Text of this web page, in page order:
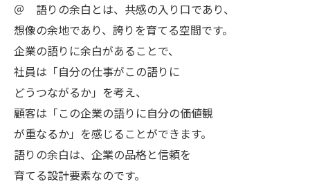
＠ 語りの余白とは、共感の入り口であり、
想像の余地であり、誇りを育てる空間です。
企業の語りに余白があることで、
社員は「自分の仕事がこの語りに
どうつながるか」を考え、
顧客は「この企業の語りに自分の価値観
が重なるか」を感じることができます。
語りの余白は、企業の品格と信頼を
育てる設計要素なのです。